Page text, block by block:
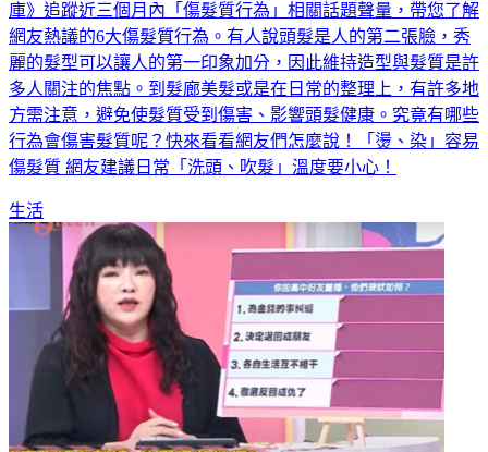
庫》追蹤近三個月內「傷髮質行為」相關話題聲量，帶您了解
網友熱議的6大傷髮質行為。有人說頭髮是人的第二張臉，秀
麗的髮型可以讓人的第一印象加分，因此維持造型與髮質是許
多人關注的焦點。到髮廊美髮或是在日常的整理上，有許多地
方需注意，避免使髮質受到傷害、影響頭髮健康。究竟有哪些
行為會傷害髮質呢？快來看看網友們怎麼說！「燙、染」容易
傷髮質 網友建議日常「洗頭、吹髮」溫度要小心！
生活